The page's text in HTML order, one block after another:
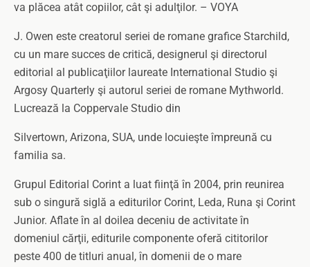
va plăcea atât copiilor, cât şi adulţilor. – VOYA
J. Owen este creatorul seriei de romane grafice Starchild,
cu un mare succes de critică, designerul şi directorul
editorial al publicaţiilor laureate International Studio şi
Argosy Quarterly şi autorul seriei de romane Mythworld.
Lucrează la Coppervale Studio din
Silvertown, Arizona, SUA, unde locuieşte împreună cu
familia sa.
Grupul Editorial Corint a luat fiinţă în 2004, prin reunirea
sub o singură siglă a editurilor Corint, Leda, Runa şi Corint
Junior. Aflate în al doilea deceniu de activitate în
domeniul cărţii, editurile componente oferă cititorilor
peste 400 de titluri anual, în domenii de o mare